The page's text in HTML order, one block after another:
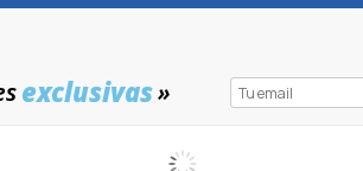
exclusivas»